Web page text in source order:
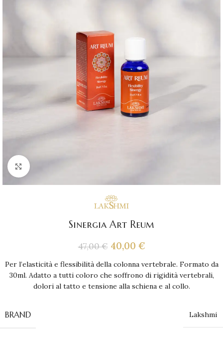
Click to enlarge
Sinergia Art Reum
47,00€ 40,00 €
Per l’elasticità e flessibilità della colonna vertebrale. Formato da
30ml. Adatto a tutti coloro che soffrono di rigidità vertebrali,
dolori al tatto e tensione alla schiena e al collo.
BRAND Lakshmi